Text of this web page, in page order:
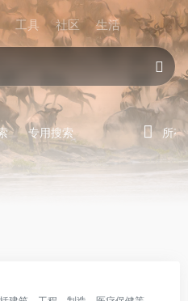
工具 社区 生活
专用搜索 所有